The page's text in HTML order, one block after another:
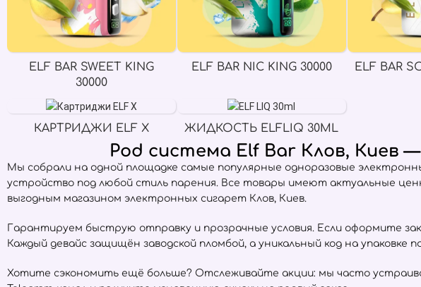
ELF BAR SWEET KING
30000
ELF BAR NIC KING 30000 ELF BAR
КАРТРИДЖИ ELF X ЖИДКОСТЬ ELFLIQ 30ML
Pod система Elf Bar Клов, Киев
Мы собрали на одной площадке самые популярные одноразовые
устройство под любой стиль парения. Все товары имеют актуальные
выгодным магазином электронных сигарет Клов, Киев.
Гарантируем быструю отправку и прозрачные условия. Если оформите
Каждый девайс защищён заводской пломбой, а уникальный код на
Хотите сэкономить ещё больше? Отслеживайте акции: мы часто